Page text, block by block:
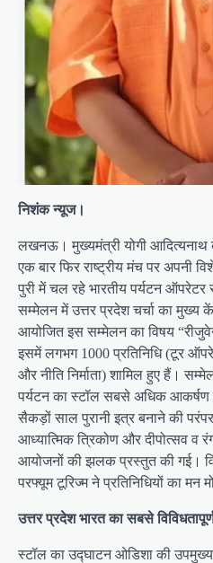
निशंक न्यूज।
लखनऊ। मुख्यमंत्री योगी आदित्यनाथ
एक बार फिर राष्ट्रीय मंच पर अपनी
पुरी में चल रहे भारतीय पर्यटन
सम्मेलन में उत्तर प्रदेश चर्चा का
आयोजित इस सम्मेलन का विषय
इसमें लगभग 1000 प्रतिनिधि (टूर
और नीति निर्माता) शामिल हुए हैं।
पर्यटन का स्टॉल सबसे अधिक आकर्षण
सैकड़ों साल पुरानी इत्र बनाने की
आध्यात्मिक त्रिकोण और दीपोत्सव व
आयोजनों की झलक प्रस्तुत की गई।
परफ्यूम टूरिज्म ने प्रतिनिधियों का मन
उत्तर प्रदेश भारत का सबसे
स्टॉल का उद्घाटन ओडिशा की